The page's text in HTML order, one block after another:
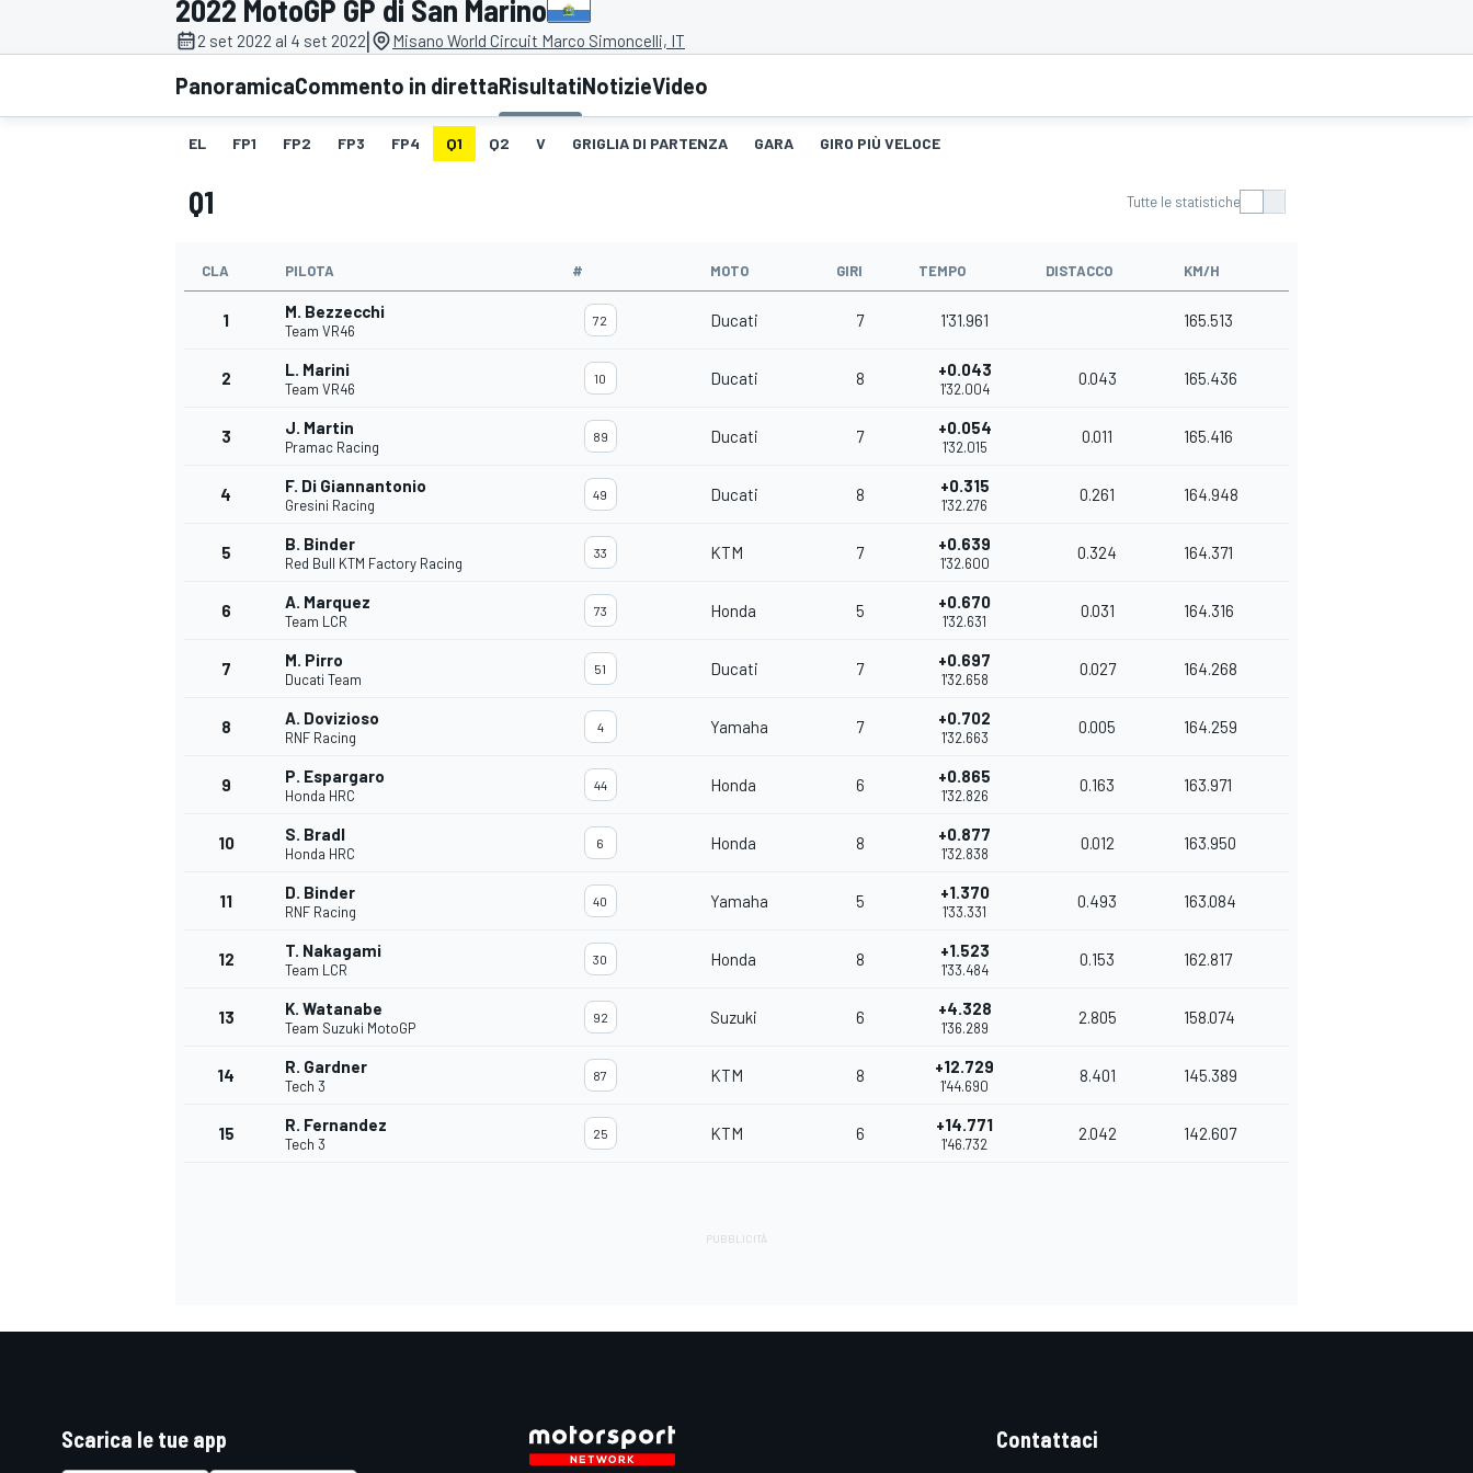
MOTOGP WEC
WRC
MONOPOSTO
2022 MotoGP GP di San Marino
2 set 2022 al 4 set 2022| Misano World Circuit Marco Simoncelli, IT
PanoramicaCommento in direttaRisultatiNotizieVideo
EL FP1 FP2 FP3 FP4 Q1 Q2 V GRIGLIA DI PARTENZA GARA GIRO PIÙ VELOCE
Q1 Tutte le statistiche
CLA PILOTA # MOTO GIRI TEMPO DISTACCO KM/H
1 M. Bezzecchi
Team VR46
72 Ducati 7 1'31.961 165.513
2 L. Marini
Team VR46
10 Ducati 8 +0.043
1'32.004
0.043 165.436
3 J. Martin
Pramac Racing
89 Ducati 7 +0.054
1'32.015
0.011 165.416
4 F. Di Giannantonio
Gresini Racing
49 Ducati 8 +0.315
1'32.276
0.261 164.948
5 B. Binder
Red Bull KTM Factory Racing
33 KTM 7 +0.639
1'32.600
0.324 164.371
6 A. Marquez
Team LCR
73 Honda 5 +0.670
1'32.631
0.031 164.316
7 M. Pirro
Ducati Team
51 Ducati 7 +0.697
1'32.658
0.027 164.268
8 A. Dovizioso
RNF Racing
4 Yamaha 7 +0.702
1'32.663
0.005 164.259
9 P. Espargaro
Honda HRC
44 Honda 6 +0.865
1'32.826
0.163 163.971
10 S. Bradl
Honda HRC
6 Honda 8 +0.877
1'32.838
0.012 163.950
11 D. Binder
RNF Racing
40 Yamaha 5 +1.370
1'33.331
0.493 163.084
12 T. Nakagami
Team LCR
30 Honda 8 +1.523
1'33.484
0.153 162.817
13 K. Watanabe
Team Suzuki MotoGP
92 Suzuki 6 +4.328
1'36.289
2.805 158.074
14 R. Gardner
Tech 3
87 KTM 8 +12.729
1'44.690
8.401 145.389
15 R. Fernandez
Tech 3
25 KTM 6 +14.771
1'46.732
2.042 142.607
Scarica le tue app Contattaci